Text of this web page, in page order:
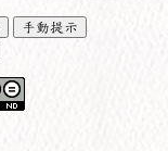
手動提示